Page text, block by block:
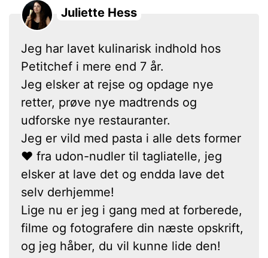
Juliette Hess
Jeg har lavet kulinarisk indhold hos
Petitchef i mere end 7 år.
Jeg elsker at rejse og opdage nye
retter, prøve nye madtrends og
udforske nye restauranter.
Jeg er vild med pasta i alle dets former
❤ fra udon-nudler til tagliatelle, jeg
elsker at lave det og endda lave det
selv derhjemme!
Lige nu er jeg i gang med at forberede,
filme og fotografere din næste opskrift,
og jeg håber, du vil kunne lide den!